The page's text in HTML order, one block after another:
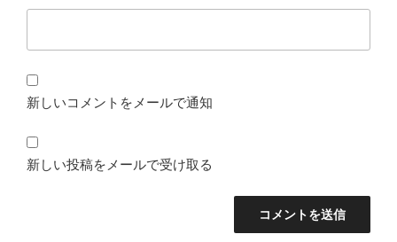
新しいコメントをメールで通知
新しい投稿をメールで受け取る